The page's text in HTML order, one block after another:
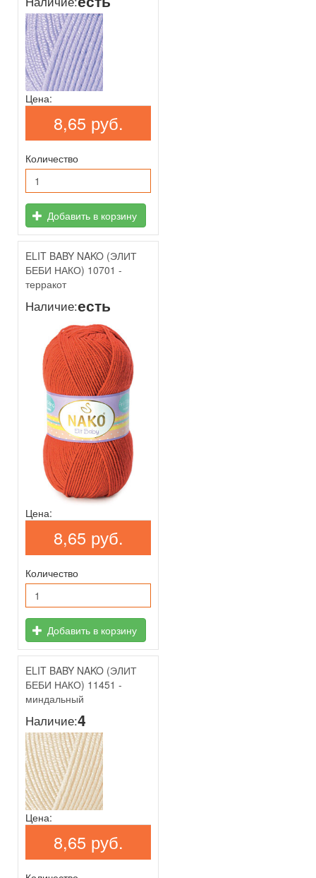
Цена:
8,65 руб.
Количество
Добавить в корзину
ELIT BABY NAKO (ЭЛИТ
БЕБИ НАКО) 10701 -
терракот
Наличие:есть
Цена:
8,65 руб.
Количество
Добавить в корзину
ELIT BABY NAKO (ЭЛИТ
БЕБИ НАКО) 11451 -
миндальный
Наличие:4
Цена:
8,65 руб.